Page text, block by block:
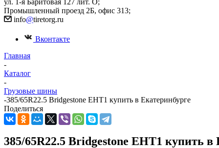
ул. 1-я Баритовая 127 лит. О;
Промышленный проезд 2Б, офис 313;
info@tiretorg.ru
Вконтакте
Главная
-
Каталог
-
Грузовые шины
-385/65R22.5 Bridgestone EHT1 купить в Екатеринбурге
Поделиться
385/65R22.5 Bridgestone EHT1 купить в